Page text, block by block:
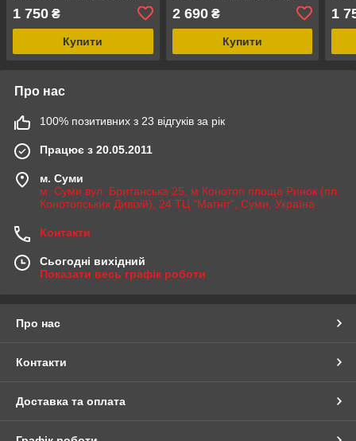
1 750 ₴
Купити
2 690₴
Купити
1
Про нас
100% позитивних з 23 відгуків за рік
Працює з 20.05.2011
м. Суми
м. Суми вул. Британська 25, м Конотоп площа Ринок (пл.
Конотопських Дивізій), 24 ТЦ "Магніт", Суми, Україна
Контакти
Сьогодні вихідний
Показати весь графік роботи
Про нас
Контакти
Доставка та оплата